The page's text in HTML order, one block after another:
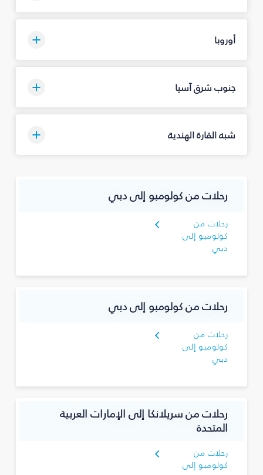
أوروبا
جنوب شرق آسيا
شبه القارة الهندية
رحلات من كولومبو إلى دبي
رحلات من
كولومبو إلى
دبي
رحلات من كولومبو إلى دبي
رحلات من
كولومبو إلى
دبي
رحلات من سريلانكا إلى الإمارات العربية
المتحدة
رحلات من
كولومبو إلى